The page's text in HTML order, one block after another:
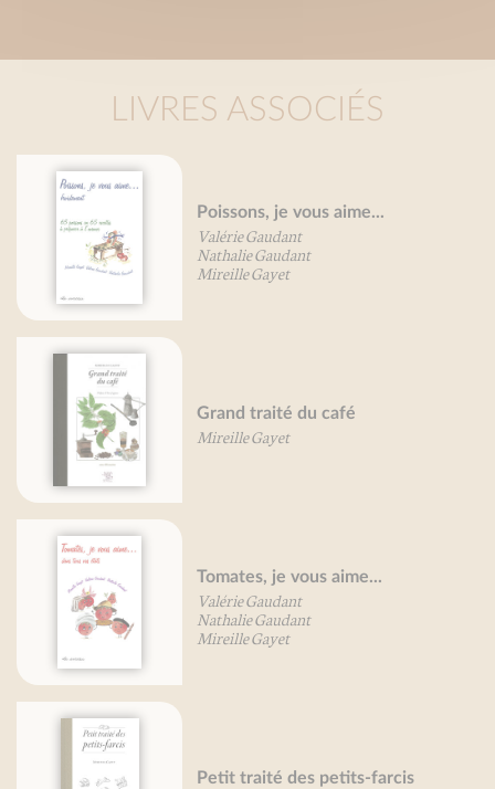
LIVRES ASSOCIÉS
Poissons, je vous aime...
Valérie Gaudant
Nathalie Gaudant
Mireille Gayet
Grand traité du café
Mireille Gayet
Tomates, je vous aime...
Valérie Gaudant
Nathalie Gaudant
Mireille Gayet
Petit traité des petits-farcis